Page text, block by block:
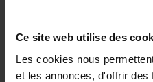
Ce site web utilise des
Les cookies nous
et les annonces, d'offrir des
PARA
EM